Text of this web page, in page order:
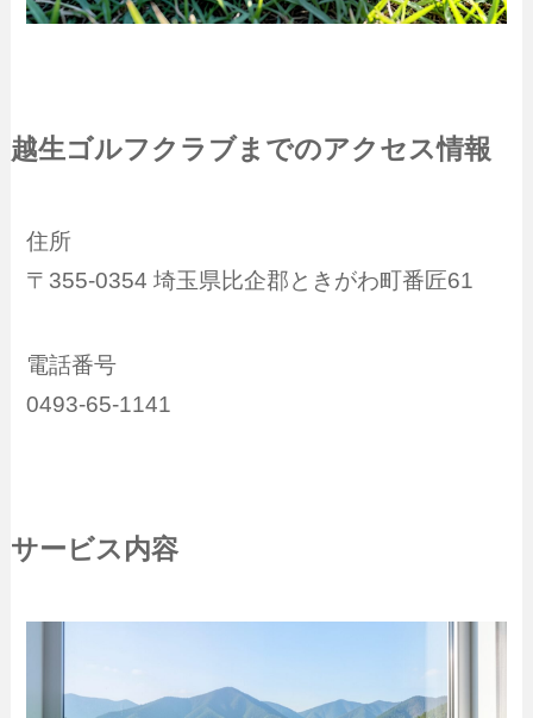
越生ゴルフクラブまでのアクセス情報
住所
〒355-0354 埼玉県比企郡ときがわ町番匠61
電話番号
0493-65-1141
サービス内容